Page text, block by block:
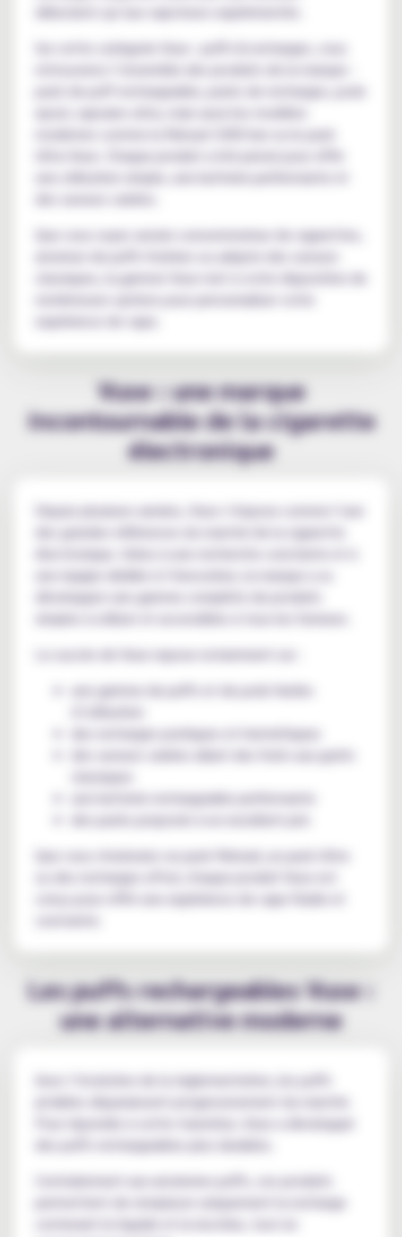
débutants qu’aux vapoteurs expérimentés.
Sur cette catégorie Vuse : puffs & recharges, vous
pack de puff rechargeable, packs de recharges, pods
modernes comme la Reload 1000 bar ou le pack
Ultra Vuse. Chaque produit a été pensé pour offrir
Que vous soyez ancien consommateur de cigarettes,
classiques, la gamme Vuse met à votre disposition de
expérience de vape.
Vuse : une marque
incontournable de la cigarette
électronique
Depuis plusieurs années, Vuse s’impose comme l’une
des grandes références du marché de la cigarette
électronique. Grâce à une recherche constante et à
une équipe dédiée à l’innovation, la marque a su
développer une gamme complète de produits
simples à utiliser et accessibles à tous les fumeurs.
Le succès de Vuse repose notamment sur :
une gamme de puffs et de pods faciles
des recharges pratiques et hermétiques
des saveurs variées allant des fruits aux goûts
une batterie rechargeable performante
Que vous choisissiez un pack Reload, un pack Ultra
ou des recharges ePod, chaque produit Vuse est
conçu pour offrir une expérience de vape fluide et
Les puffs rechargeables Vuse :
une alternative moderne
Avec l’évolution de la réglementation, les puffs
jetables disparaissent progressivement du marché.
Pour répondre à cette transition, Vuse a développé
des puffs rechargeables plus durables.
Contrairement aux anciennes puffs, ces produits
permettent de remplacer uniquement la recharge
contenant le liquide et la nicotine, tout en